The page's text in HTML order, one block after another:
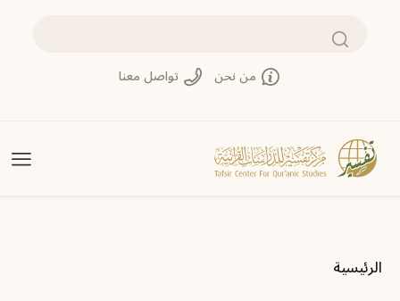
بحث
من نحن تواصل معنا
مسار التنقل
الرئيسية